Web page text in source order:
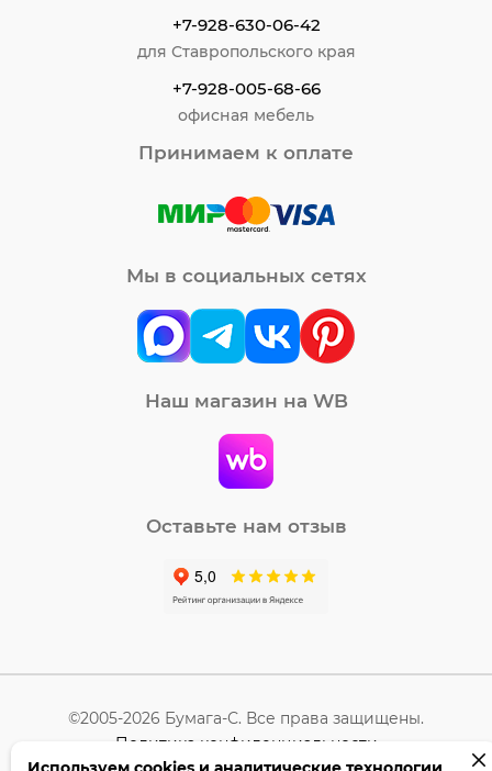
+7-928-630-06-42
для Ставропольского края
+7-928-005-68-66
офисная мебель
Принимаем к оплате
Мы в социальных сетях
Наш магазин на WB
Оставьте нам отзыв
©2005-2026 Бумага-С. Все права защищены.
Политика конфиденциальности